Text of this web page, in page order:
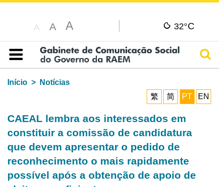
A A A 32°C
Índice
Início
Notícias
繁
简 PT EN
CAEAL lembra aos interessados em
constituir a comissão de candidatura
que devem apresentar o pedido de
reconhecimento o mais rapidamente
possível após a obtenção de apoio de